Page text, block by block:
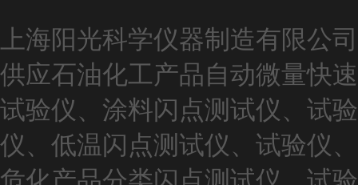
上海阳光科学仪器制造有限公
供应石油化工产品自动微量快
试验仪、涂料闪点测试仪、试
仪、低温闪点测试仪、试验仪